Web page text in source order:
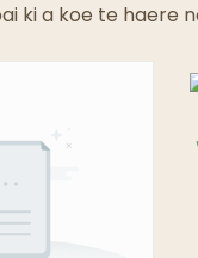
ki a koe te haere